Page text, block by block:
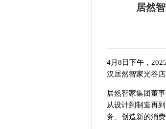
居然
4月8日下午，
汉居然智家光谷店
居然智家集团董
从设计到制造再
务、创造新的消